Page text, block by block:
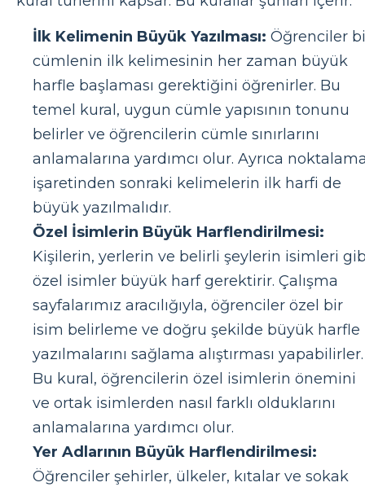
İlk Kelimenin Büyük Yazılması: Öğrenciler
cümlenin ilk kelimesinin her zaman büyük
harfle başlaması gerektiğini öğrenirler. Bu
temel kural, uygun cümle yapısının tonunu
belirler ve öğrencilerin cümle sınırlarını
anlamalarına yardımcı olur. Ayrıca
işaretinden sonraki kelimelerin ilk harfi de
büyük yazılmalıdır.
Özel İsimlerin Büyük Harflendirilmesi:
Kişilerin, yerlerin ve belirli şeylerin isimleri
özel isimler büyük harf gerektirir. Çalışma
sayfalarımız aracılığıyla, öğrenciler özel bir
isim belirleme ve doğru şekilde büyük harfle
yazılmalarını sağlama alıştırması yapabilirler.
Bu kural, öğrencilerin özel isimlerin önemini
ve ortak isimlerden nasıl farklı olduklarını
anlamalarına yardımcı olur.
Yer Adlarının Büyük Harflendirilmesi:
Öğrenciler şehirler, ülkeler, kıtalar ve sokak